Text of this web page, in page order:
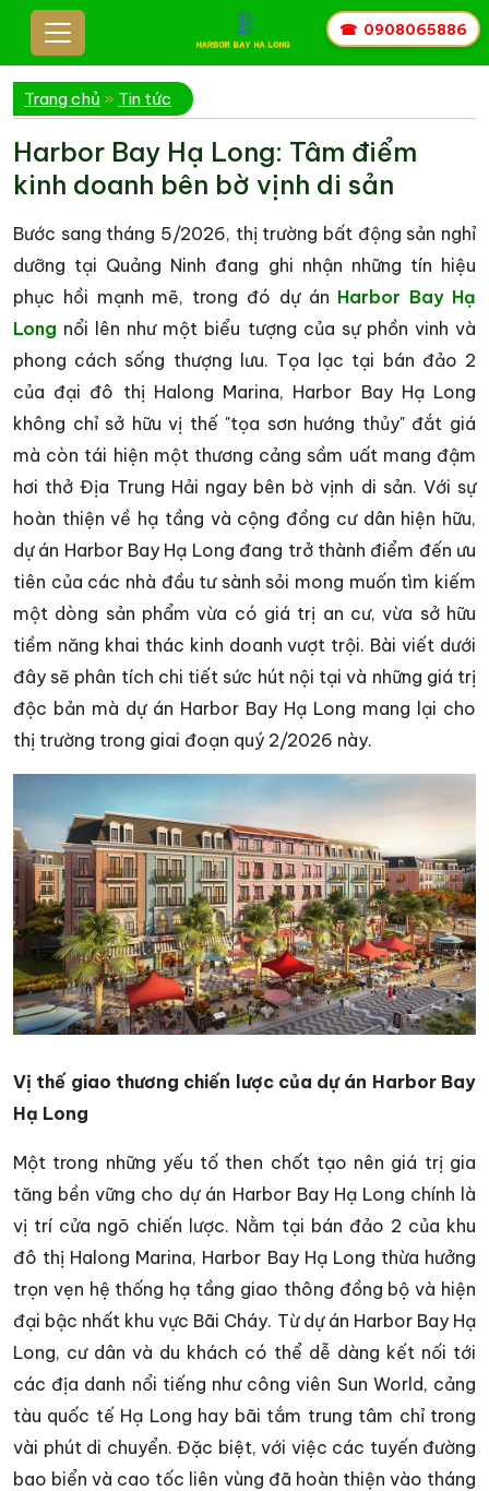
Trang chủ » Tin tức
Harbor Bay Hạ Long: Tâm điểm
kinh doanh bên bờ vịnh di sản
Bước sang tháng 5/2026, thị trường bất động sản nghỉ
dưỡng tại Quảng Ninh đang ghi nhận những tín hiệu
phục hồi mạnh mẽ, trong đó dự án Harbor Bay Hạ
Long nổi lên như một biểu tượng của sự phồn vinh và
phong cách sống thượng lưu. Tọa lạc tại bán đảo 2
của đại đô thị Halong Marina, Harbor Bay Hạ Long
không chỉ sở hữu vị thế "tọa sơn hướng thủy" đắt giá
mà còn tái hiện một thương cảng sầm uất mang đậm
hơi thở Địa Trung Hải ngay bên bờ vịnh di sản. Với sự
hoàn thiện về hạ tầng và cộng đồng cư dân hiện hữu,
dự án Harbor Bay Hạ Long đang trở thành điểm đến ưu
tiên của các nhà đầu tư sành sỏi mong muốn tìm kiếm
một dòng sản phẩm vừa có giá trị an cư, vừa sở hữu
tiềm năng khai thác kinh doanh vượt trội. Bài viết dưới
đây sẽ phân tích chi tiết sức hút nội tại và những giá trị
độc bản mà dự án Harbor Bay Hạ Long mang lại cho
thị trường trong giai đoạn quý 2/2026 này.
Vị thế giao thương chiến lược của dự án Harbor Bay
Hạ Long
Một trong những yếu tố then chốt tạo nên giá trị gia
tăng bền vững cho dự án Harbor Bay Hạ Long chính là
vị trí cửa ngõ chiến lược. Nằm tại bán đảo 2 của khu
đô thị Halong Marina, Harbor Bay Hạ Long thừa hưởng
trọn vẹn hệ thống hạ tầng giao thông đồng bộ và hiện
đại bậc nhất khu vực Bãi Cháy. Từ dự án Harbor Bay Hạ
Long, cư dân và du khách có thể dễ dàng kết nối tới
các địa danh nổi tiếng như công viên Sun World, cảng
tàu quốc tế Hạ Long hay bãi tắm trung tâm chỉ trong
vài phút di chuyển. Đặc biệt, với việc các tuyến đường
bao biển và cao tốc liên vùng đã hoàn thiện vào tháng
☎ 0908065886